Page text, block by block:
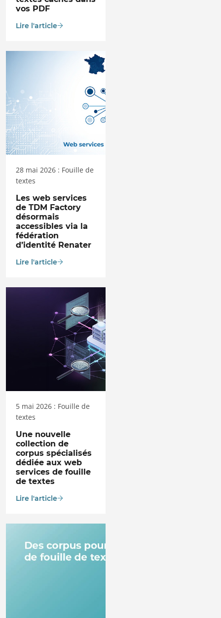
vos PDF
Lire l'article
28 mai 2026 : Fouille de
textes
Les web services
de TDM Factory
désormais
accessibles via la
fédération
d’identité Renater
Lire l'article
5 mai 2026 : Fouille de
textes
Une nouvelle
collection de
corpus spécialisés
dédiée aux web
services de fouille
de textes
Lire l'article